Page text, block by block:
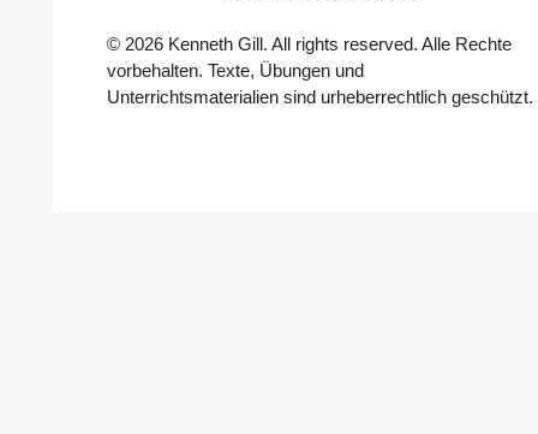
© 2026Kenneth Gill. All rights reserved. Alle Rechte
vorbehalten. Texte, Übungen und
Unterrichtsmaterialien sind urheberrechtlich geschützt.